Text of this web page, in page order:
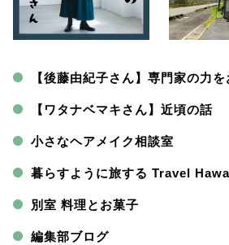
【後藤由紀子さん】専門家の力
【ワタナベマキさん】近頃の話
小さなヘアメイク相談室
暮らすように旅する Travel
別室 料理とお菓子
編集部ブログ